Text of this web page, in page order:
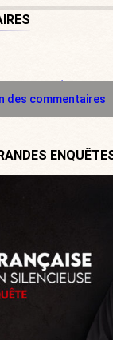
commentaire
des commentaires